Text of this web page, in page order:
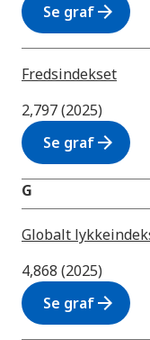
Se grafarrow_forward
Fredsindekset
2,797 (2025)
Se grafarrow_forward
G
Globalt
4,868 (2025)
Se grafarrow_forward